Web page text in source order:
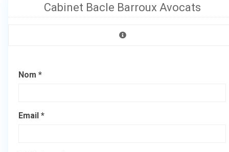
Cabinet Bacle Barroux Avocats
Nom *
Email *